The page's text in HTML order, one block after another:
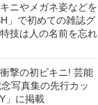
ニやメガネ姿などを
」で初めての雑誌グ
技は人の名前を忘れ
撃の初ビキニ! 芸能
写真集の先行カッ
」に掲載